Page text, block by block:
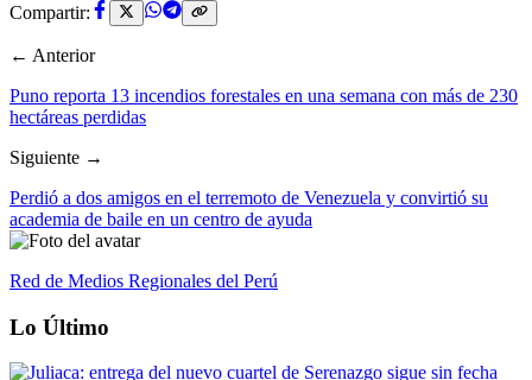
Compartir:
← Anterior
Puno reporta 13 incendios forestales en una semana con más de 230
hectáreas perdidas
Siguiente →
Perdió a dos amigos en el terremoto de Venezuela y convirtió su
academia de baile en un centro de ayuda
Red de Medios Regionales del Perú
Lo Último